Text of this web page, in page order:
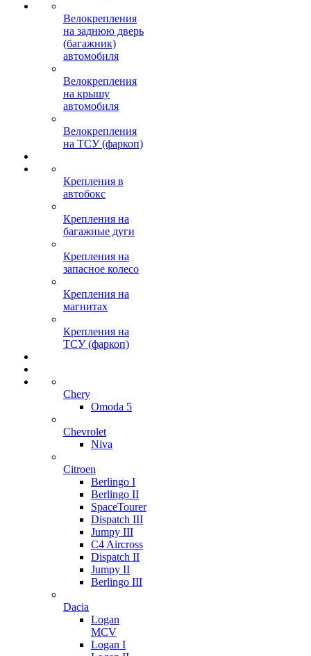
Велокрепления
на заднюю дверь
(багажник)
автомобиля
Велокрепления
на крышу
автомобиля
Велокрепления
на ТСУ (фаркоп)
Крепления в
автобокс
Крепления на
багажные дуги
Крепления на
запасное колесо
Крепления на
магнитах
Крепления на
ТСУ (фаркоп)
Chery
Omoda 5
Chevrolet
Niva
Citroen
Berlingo I
Berlingo II
SpaceTourer
Dispatch III
Jumpy III
C4 Aircross
Dispatch II
Jumpy II
Berlingo III
Dacia
Logan
MCV
Logan I